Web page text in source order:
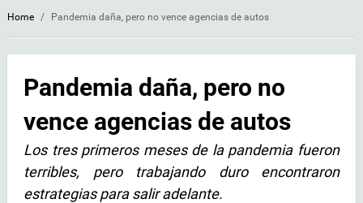
Home / Pandemia daña, pero no vence agencias de autos
Pandemia daña, pero no
vence agencias de autos
Los tres primeros meses de la pandemia fueron
terribles, pero trabajando duro encontraron
estrategias para salir adelante.